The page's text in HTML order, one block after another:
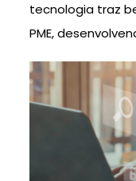
tecnologia traz
PME,